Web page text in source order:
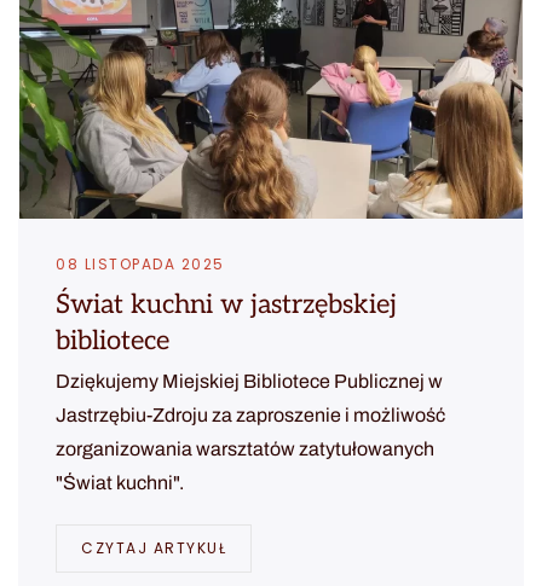
08 LISTOPADA 2025
Świat kuchni w jastrzębskiej
bibliotece
Dziękujemy Miejskiej Bibliotece Publicznej w
Jastrzębiu-Zdroju za zaproszenie i możliwość
zorganizowania warsztatów zatytułowanych
"Świat kuchni".
CZYTAJ ARTYKUŁ